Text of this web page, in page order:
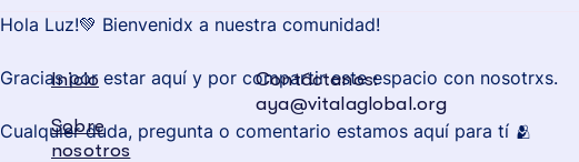
Hola Luz!💚 Bienvenidx a nuestra comunidad!
Gracias por estar aquí y por compartir este espacio con nosotrxs.
Cualquier duda, pregunta o comentario estamos aquí para tí 🫂
Inicio
Sobre
nosotros
Contáctanos:
aya@vitalaglobal.org